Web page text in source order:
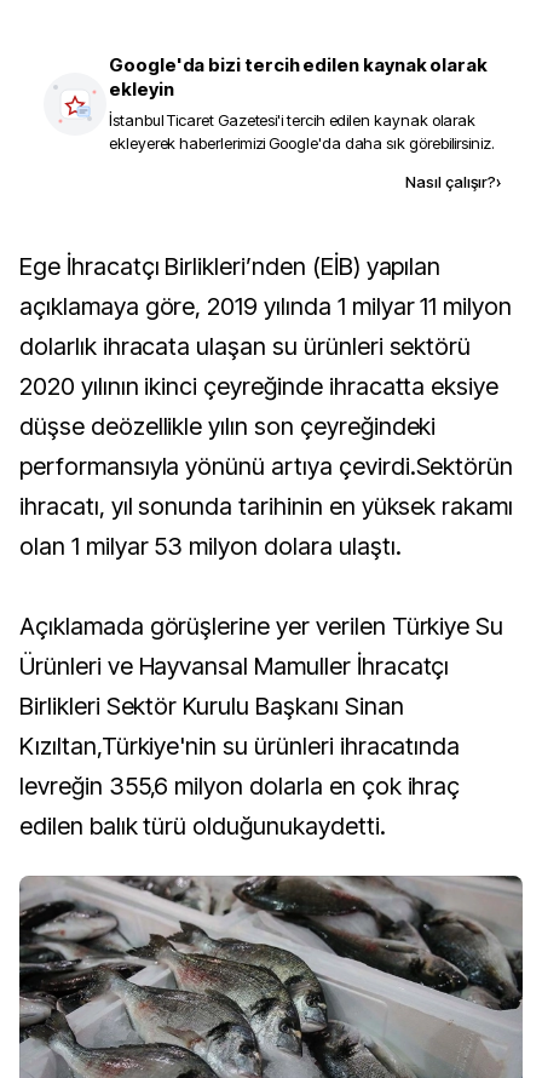
Google'da bizi tercih edilen kaynak olarak
ekleyin
İstanbul Ticaret Gazetesi'i tercih edilen kaynak olarak
ekleyerek haberlerimizi Google'da daha sık görebilirsiniz.
Nasıl çalışır?›
Ege İhracatçı Birlikleri’nden (EİB) yapılan
açıklamaya göre, 2019 yılında 1 milyar 11 milyon
dolarlık ihracata ulaşan su ürünleri sektörü
2020 yılının ikinci çeyreğinde ihracatta eksiye
düşse deözellikle yılın son çeyreğindeki
performansıyla yönünü artıya çevirdi.Sektörün
ihracatı, yıl sonunda tarihinin en yüksek rakamı
olan 1 milyar 53 milyon dolara ulaştı.
Açıklamada görüşlerine yer verilen Türkiye Su
Ürünleri ve Hayvansal Mamuller İhracatçı
Birlikleri Sektör Kurulu Başkanı Sinan
Kızıltan,Türkiye'nin su ürünleri ihracatında
levreğin 355,6 milyon dolarla en çok ihraç
edilen balık türü olduğunukaydetti.